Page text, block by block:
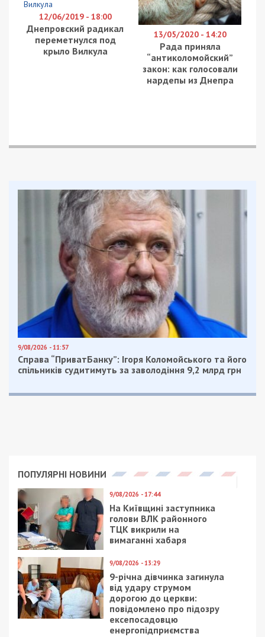
12/06/2019 - 18:00
Днепровский радикал
переметнулся под
крыло Вилкула
13/05/2020 - 14:20
Рада приняла
“антиколомойский”
закон: как голосовали
нардепы из Днепра
9/08/2026 - 11:57
Справа “ПриватБанку”: Ігоря Коломойського та його
спільників судитимуть за заволодіння 9,2 млрд грн
ПОПУЛЯРНІ НОВИНИ
9/08/2026 - 17:44
На Київщині заступника
голови ВЛК районного
ТЦК викрили на
вимаганні хабаря
9/08/2026 - 13:29
9-річна дівчинка загинула
від удару струмом
дорогою до церкви:
повідомлено про підозру
ексепосадовцю
енергопідприємства